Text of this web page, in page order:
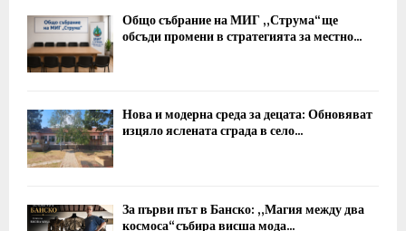
Общо събрание на МИГ „Струма“ ще
обсъди промени в стратегията за местно...
Нова и модерна среда за децата: Обновяват
изцяло яслената сграда в село...
За първи път в Банско: „Магия между два
космоса“ събира висша мода...